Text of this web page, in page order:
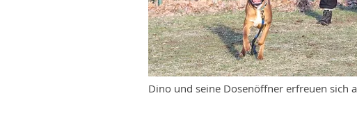
Dino und seine Dosenöffner erfreuen sich